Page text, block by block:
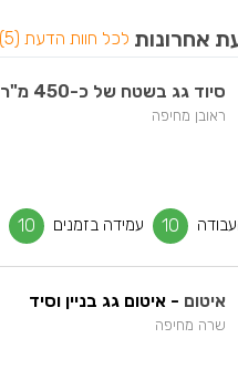
אחרונות לכל חוות הדעת (5)
סיוד גג בשטח של כ-450 מ"ר
ראובן מחיפה
10 עמידה בזמנים 10
איטום - איטום גג בניין וסיד
שרה מחיפה